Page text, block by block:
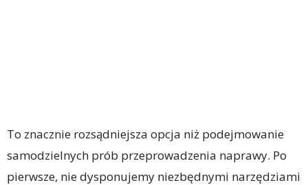
To znacznie rozsądniejsza opcja niż podejmowanie
samodzielnych prób przeprowadzenia naprawy. Po
pierwsze, nie dysponujemy niezbędnymi narzędziami